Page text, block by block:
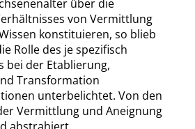
über die
von Vermittlung
konstituieren, so blieb
Rolle des je spezifisch
bei der Etablierung,
Transformation
unterbelichtet. Von den
Vermittlung und Aneignung